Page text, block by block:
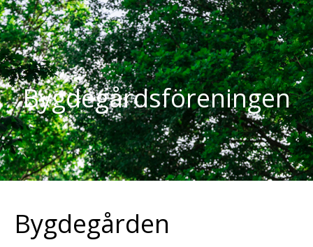
Bygdegårdsföreningen
Bygdegården